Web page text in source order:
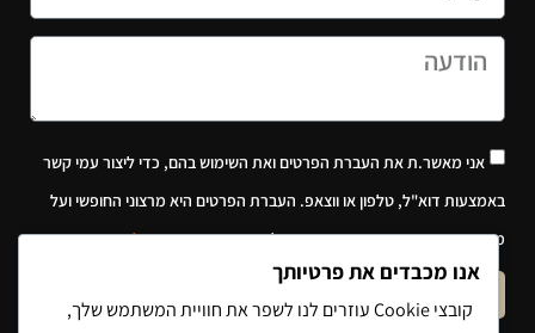
אני מאשר.ת את העברת הפרטים ואת השימוש בהם, כדי ליצור עמי קשר
באמצעות דוא"ל, טלפון או ווצאפ. העברת הפרטים היא מרצוני החופשי ועל
מסירת הפרטים והשימוש במידע תחולמדיניות הפרטיות של האתר.
שלח הודעה
אנו מכבדים את פרטיותך
קובצי Cookie עוזרים לנו לשפר את חוויית המשתמש שלך,